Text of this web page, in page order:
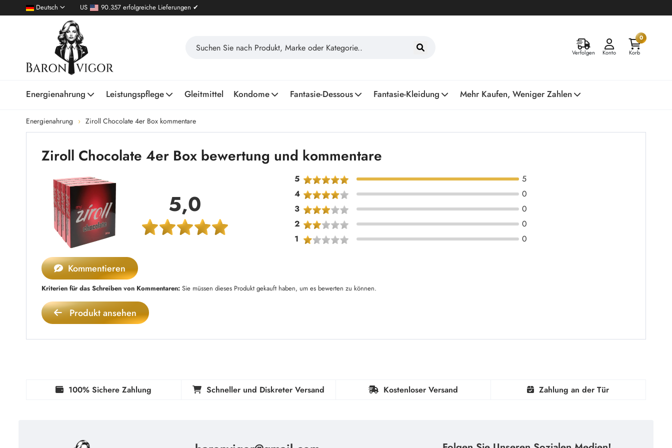
Deutsch US 90.357 erfolgreiche Lieferungen ✔
Verfolgen Konto
0
Korb
Energienahrung Leistungspflege Gleitmittel Kondome Fantasie-Dessous Fantasie-Kleidung Mehr Kaufen, Weniger Zahlen
Energienahrung Ziroll Chocolate 4er Box kommentare
Ziroll Chocolate 4er Box bewertung und kommentare
5,0
5
5
4
0
3
0
2
0
1
0
Kommentieren
Kriterien für das Schreiben von Kommentaren: Sie müssen dieses Produkt gekauft haben, um es bewerten zu können.
Produkt ansehen
100% Sichere Zahlung Schneller und Diskreter Versand Kostenloser Versand Zahlung an der Tür